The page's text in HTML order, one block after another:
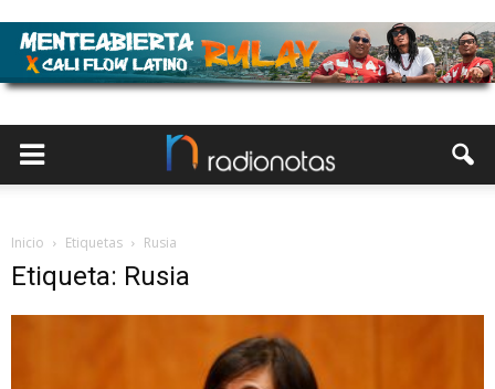
Inicio Etiquetas Rusia
Etiqueta: Rusia